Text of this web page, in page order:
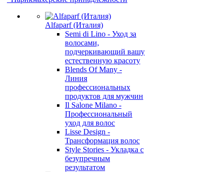
Alfaparf (Италия)
Semi di Lino - Уход за
волосами,
подчеркивающий вашу
естественную красоту
Blends Of Many -
Линия
профессиональных
продуктов для мужчин
Il Salone Milano -
Профессиональный
уход для волос
Lisse Design -
Трансформация волос
Style Stories - Укладка с
безупречным
результатом